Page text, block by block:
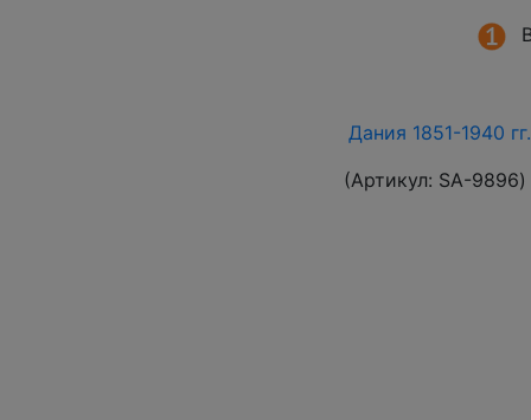
Дания 1851-1940
(Артикул: SA-9896)